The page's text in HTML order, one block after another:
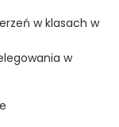
w klasach w
w